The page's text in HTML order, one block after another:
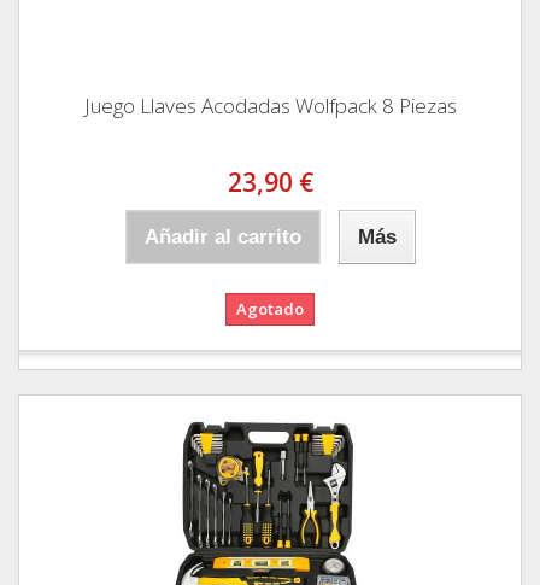
Juego Llaves Acodadas Wolfpack 8 Piezas
23,90 €
Añadir al carrito Más
Agotado